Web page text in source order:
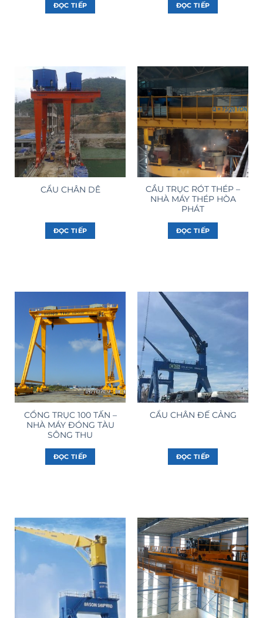
ĐỌC TIẾP ĐỌC TIẾP
CẨU CHÂN DÊ
ĐỌC TIẾP
CẦU TRỤC RÓT THÉP –
NHÀ MÁY THÉP HÒA
PHÁT
ĐỌC TIẾP
CỔNG TRỤC 100 TẤN –
NHÀ MÁY ĐÓNG TÀU
SÔNG THU
ĐỌC TIẾP
CẨU CHÂN ĐẾ CẢNG
ĐỌC TIẾP